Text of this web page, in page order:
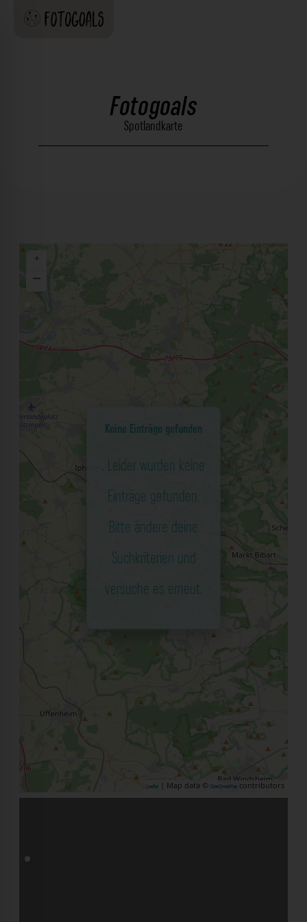
Fotogoals
Spotlandkarte
+
−
Leaflet | Map data © OpenStreetMap contributors
Keine Einträge gefunden
. Leider wurden keine
Einträge gefunden.
Bitte ändere deine
Suchkriterien und
versuche es erneut.